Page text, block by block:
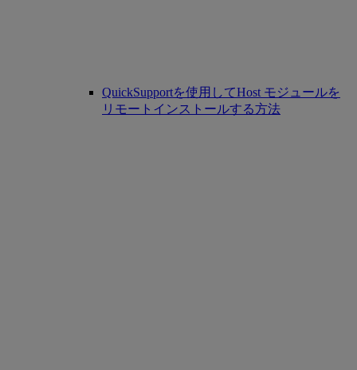
QuickSupportを使用してHost モジュールを
リモートインストールする方法